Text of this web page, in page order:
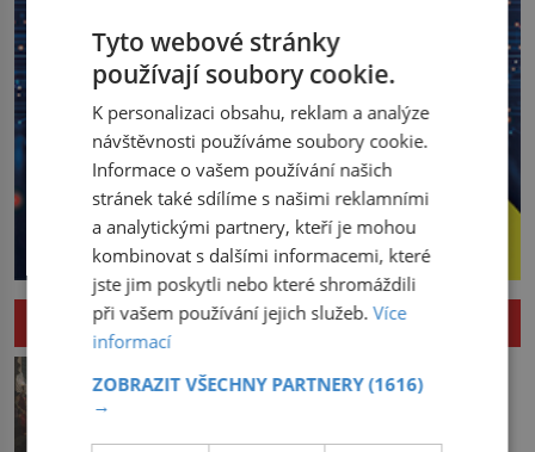
HISTORIE
Pád Maximiliena Robespierra: Zuřivého
jakobína nikdo nelitoval?
krutými bolestmi. Zmítá se na lůžku a
Tyto webové stránky
používají soubory cookie.
K personalizaci obsahu, reklam a analýze
návštěvnosti používáme soubory cookie.
Informace o vašem používání našich
stránek také sdílíme s našimi reklamními
a analytickými partnery, kteří je mohou
kombinovat s dalšími informacemi, které
jste jim poskytli nebo které shromáždili
při vašem používání jejich služeb.Více
informací
ZOBRAZIT VŠECHNY PARTNERY(1616)
→